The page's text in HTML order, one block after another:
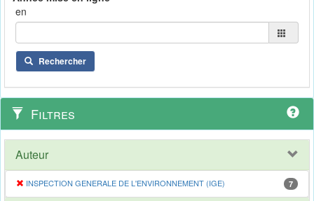
en
Rechercher
Filtres
Auteur
INSPECTION GENERALE DE L'ENVIRONNEMENT (IGE) 7